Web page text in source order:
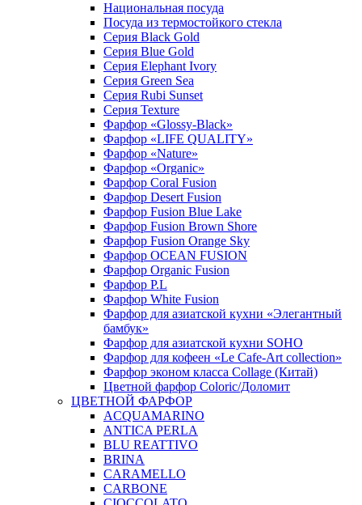
Национальная посуда
Посуда из термостойкого стекла
Серия Black Gold
Серия Blue Gold
Серия Elephant Ivory
Серия Green Sea
Серия Rubi Sunset
Серия Texture
Фарфор «Glossy-Black»
Фарфор «LIFE QUALITY»
Фарфор «Nature»
Фарфор «Organic»
Фарфор Coral Fusion
Фарфор Desert Fusion
Фарфор Fusion Blue Lake
Фарфор Fusion Brown Shore
Фарфор Fusion Orange Sky
Фарфор OCEAN FUSION
Фарфор Organic Fusion
Фарфор P.L
Фарфор White Fusion
Фарфор для азиатской кухни «Элегантный
бамбук»
Фарфор для азиатской кухни SOHO
Фарфор для кофеен «Le Cafe-Art collection»
Фарфор эконом класса Collage (Китай)
Цветной фарфор Coloric/Доломит
ЦВЕТНОЙ ФАРФОР
ACQUAMARINO
ANTICA PERLA
BLU REATTIVO
BRINA
CARAMELLO
CARBONE